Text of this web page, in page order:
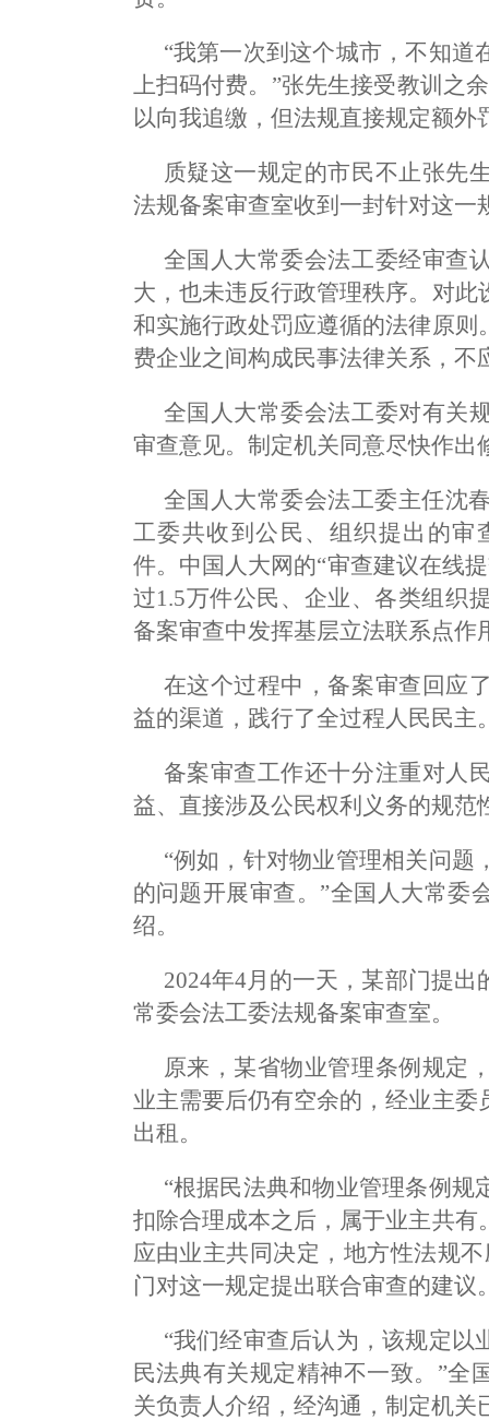
“我第一次到这个城市，不知
上扫码付费。”张先生接受教训之
以向我追缴，但法规直接规定额外
质疑这一规定的市民不止张先
法规备案审查室收到一封针对这一
全国人大常委会法工委经审查
大，也未违反行政管理秩序。对
和实施行政处罚应遵循的法律原
费企业之间构成民事法律关系，不
全国人大常委会法工委对有关
审查意见。制定机关同意尽快作出
全国人大常委会法工委主任沈
工委共收到公民、组织提出的审
件。中国人大网的“审查建议在线
过1.5万件公民、企业、各类组织
备案审查中发挥基层立法联系点作
在这个过程中，备案审查回应
益的渠道，践行了全过程人民民主
备案审查工作还十分注重对人
益、直接涉及公民权利义务的规范
“例如，针对物业管理相关问
的问题开展审查。”全国人大常委
绍。
2024年4月的一天，某部门提
常委会法工委法规备案审查室。
原来，某省物业管理条例规定
业主需要后仍有空余的，经业主
出租。
“根据民法典和物业管理条例
扣除合理成本之后，属于业主共
应由业主共同决定，地方性法规
门对这一规定提出联合审查的建议
“我们经审查后认为，该规定
民法典有关规定精神不一致。”全
关负责人介绍，经沟通，制定机